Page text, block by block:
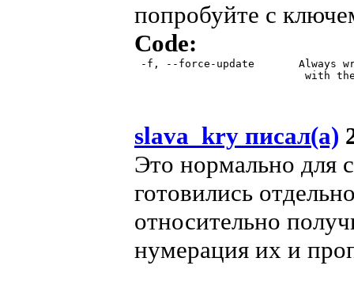
попробуйте с
Code:
-f, --force-update       Always
with the same name
slava_kry писал(а)
Это нормально для
готовились
относительно
нумерация их и